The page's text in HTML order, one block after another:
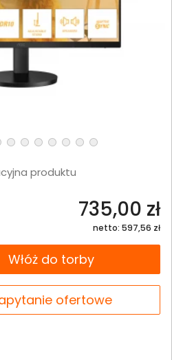
produktu
735,00 zł
netto: 597,56 zł
Włóż do torby
ofertowe